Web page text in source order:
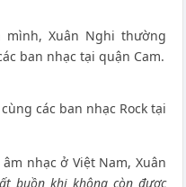
Xuân Nghi thường
ban nhạc tại quận Cam.
các ban nhạc Rock tại
nhạc ở Việt Nam, Xuân
buồn khi không còn được